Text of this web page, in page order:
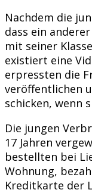
Nachdem die
dass ein
mit seiner
existiert eine
erpressten die
veröffentlichen
schicken, wenn
Die jungen
17 Jahren
bestellten bei
Wohnung,
Kreditkarte der